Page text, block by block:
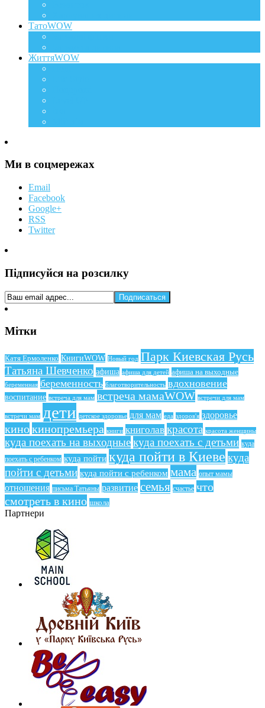
ТатоWOW
ЖиттяWOW
Ми в соцмережах
Email
Facebook
Google+
RSS
Twitter
Підписуйся на розсилку
Мітки
Катя Ермоленко КнигиWOW Новый год Парк Киевская Русь
Татьяна Шевченко афиша афиша для детей афиша на выходные
беременная беременность благотворительность вдохновение
воспитание встреча для мам встреча мамаWOW встречи для мам
встречи мам дети детское здоровье для мам еда здоров'я здоровье
кинокинопремьера книги книголав красота красота женщины
куда поехать на выходныекуда поехать с детьми куда
поехать с ребенком куда пойти куда пойти в Киеве куда
пойти с детьми куда пойти с ребенком мама опыт мамы
отношения письма Татьяны развитие семья счастье что
смотреть в кино школа
Партнери